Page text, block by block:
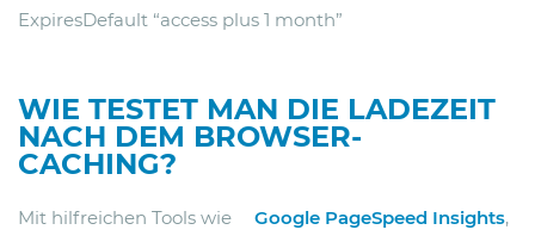
ExpiresDefault “access plus 1 month”
WIE TESTET MAN DIE LADEZEIT
NACH DEM BROWSER-
CACHING?
Mit hilfreichen Tools wie Google PageSpeed Insights,